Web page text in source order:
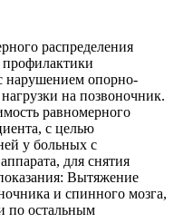
распределения
профилактики
нарушением опорно-
на позвоночник.
равномерного
с целью
у больных с
для снятия
Вытяжение
и спинного мозга,
по остальным